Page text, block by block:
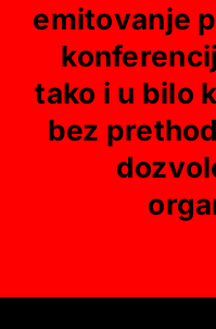
emitovanje
tako i u bilo
bez